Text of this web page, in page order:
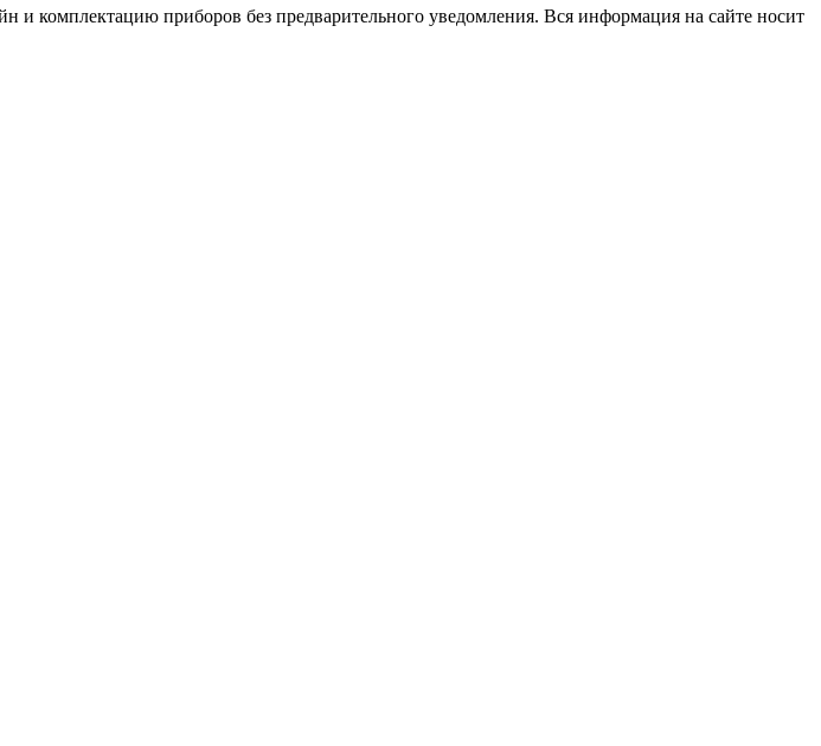
и комплектацию приборов без предварительного уведомления. Вся информация на сайте носит